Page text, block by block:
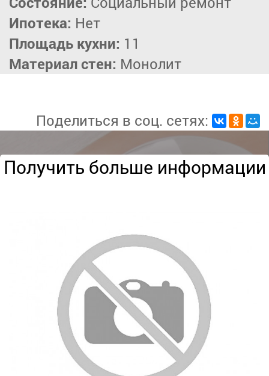
Ипотека: Нет
Площадь кухни: 11
Материал стен: Монолит
Поделиться в соц. сетях:
Получить больше информации